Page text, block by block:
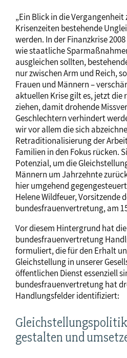
„Ein Blick in die Vergangenheit
Krisenzeiten bestehende
werden. In der Finanzkrise
wie staatliche
ausgleichen sollten,
nur zwischen Arm und Reich,
Frauen und Männern –
aktuellen Krise gilt es, jetzt die
ziehen, damit drohende
Geschlechtern verhindert
wir vor allem die sich
Retraditionalisierung der
Familien in den Fokus rücken.
Potenzial, um die
Männern um Jahrzehnte
hier umgehend
Helene Wildfeuer, Vorsitzende
bundesfrauenvertretung, am
Vor diesem Hintergrund hat
bundesfrauenvertretung
formuliert, die für den Erhalt
Gleichstellung in unserer
öffentlichen Dienst essenziell
bundesfrauenvertretung hat
Handlungsfelder identifiziert:
gestalten und